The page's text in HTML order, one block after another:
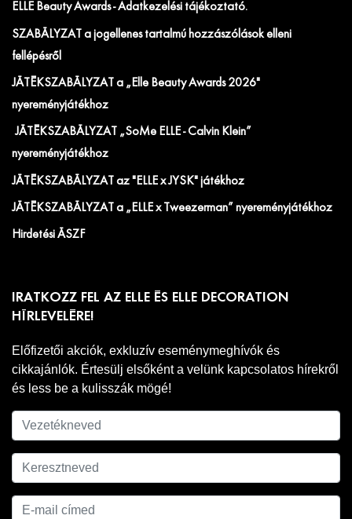
ELLE Beauty Awards - Adatkezelési tájékoztató.
SZABÁLYZAT a jogellenes tartalmú hozzászólások elleni
fellépésről
JÁTÉKSZABÁLYZAT a „Elle Beauty Awards 2026"
nyereményjátékhoz
JÁTÉKSZABÁLYZAT „SoMe ELLE - Calvin Klein”
nyereményjátékhoz
JÁTÉKSZABÁLYZAT az "ELLE x JYSK" játékhoz
JÁTÉKSZABÁLYZAT a „ELLE x Tweezerman” nyereményjátékhoz
Hirdetési ÁSZF
IRATKOZZ FEL AZ ELLE ÉS ELLE DECORATION
HÍRLEVELÉRE!
Előfizetői akciók, exkluzív eseménymeghívók és
cikkajánlók. Értesülj elsőként a velünk kapcsolatos hírekről
és less be a kulisszák mögé!